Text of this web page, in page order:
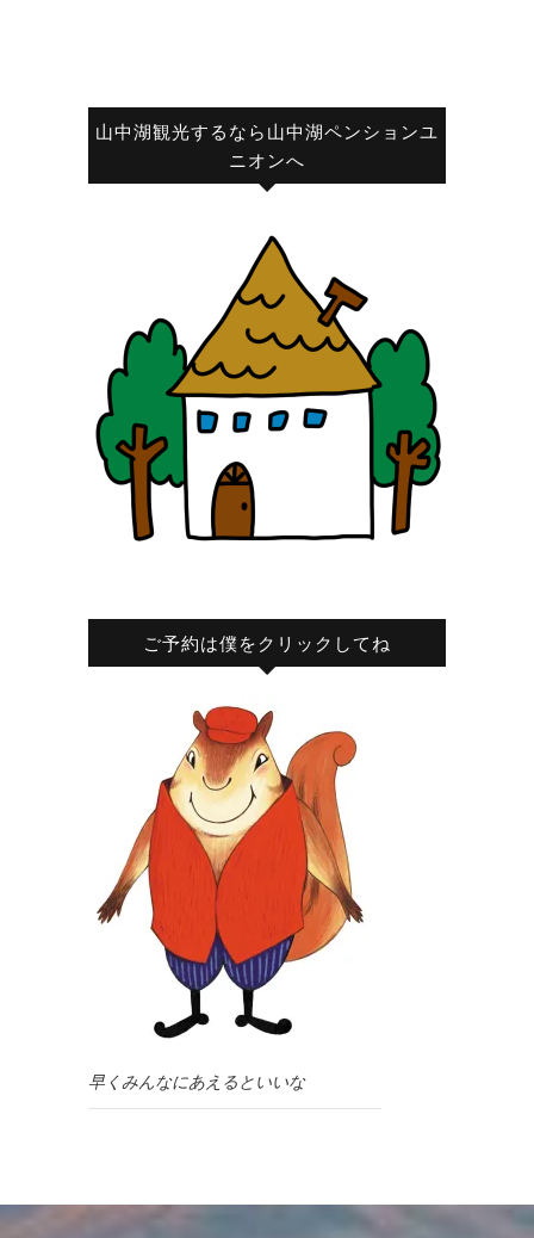
山中湖観光するなら山中湖ペンションユ
ニオンへ
ご予約は僕をクリックしてね
早くみんなにあえるといいな